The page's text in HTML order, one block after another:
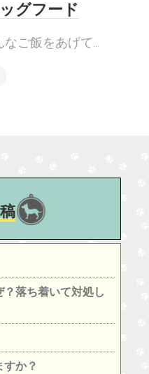
グフード
ご飯をあげて...
落ち着いて対処し
か？